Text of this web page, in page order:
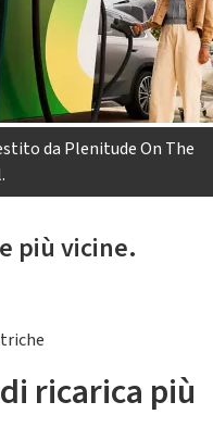
da Plenitude On The
più vicine.
ricarica più